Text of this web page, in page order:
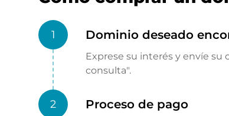
1 Dominio deseado
Exprese su interés y envíe
consulta".
2 Proceso de pago